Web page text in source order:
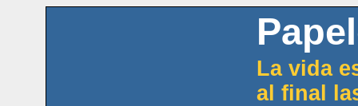
La vida
al final